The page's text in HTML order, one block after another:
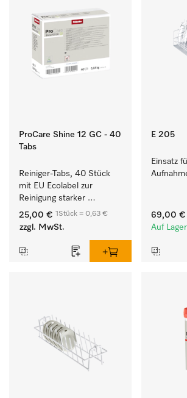
ProCare Shine 12 GC - 40
Tabs
Reiniger-Tabs, 40 Stück
mit EU Ecolabel zur
Reinigung starker
Anschmutzungen von
Geschirr, Besteck und
25,00 € 1Stück = 0,63 €
zzgl. MwSt.
E 205
Einsatz
69,00 €
Auf Lager